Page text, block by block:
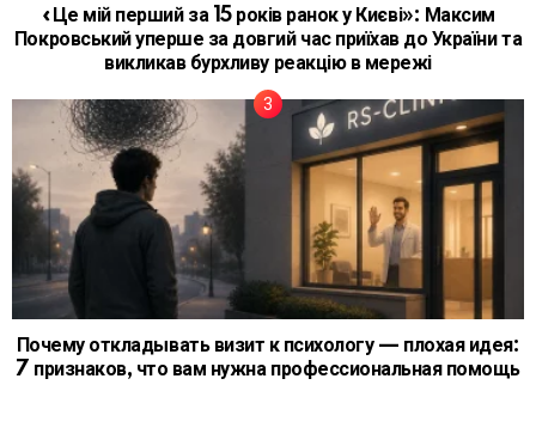
«Це мій перший за 15 років ранок у Києві»: Максим
Покровський уперше за довгий час приїхав до України та
викликав бурхливу реакцію в мережі
Почему откладывать визит к психологу — плохая идея:
7 признаков, что вам нужна профессиональная помощь